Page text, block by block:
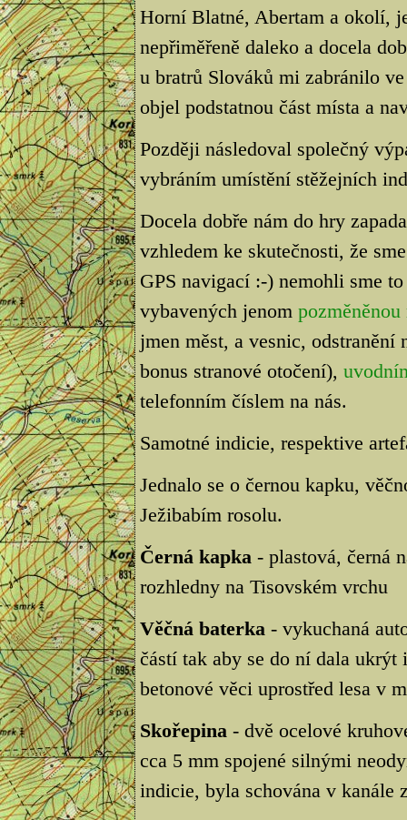
Horní Blatné, Abertam a okolí,
nepřiměřeně daleko a docela
u bratrů Slováků mi zabránilo
objel podstatnou část místa a
Později následoval společný
vybráním umístění stěžejních
Docela dobře nám do hry
vzhledem ke skutečnosti, že
GPS navigací :-) nemohli sme
vybavených jenom pozměněnou
jmen měst, a vesnic,
bonus stranové otočení),
telefonním číslem na nás.
Samotné indicie, respektive
Jednalo se o černou kapku,
Ježibabím rosolu.
Černá kapka- plastová, černá
rozhledny na Tisovském vrchu
Věčná baterka- vykuchaná
částí tak aby se do ní dala
betonové věci uprostřed lesa v
Skořepina- dvě ocelové
cca 5 mm spojené silnými
indicie, byla schována v kanále